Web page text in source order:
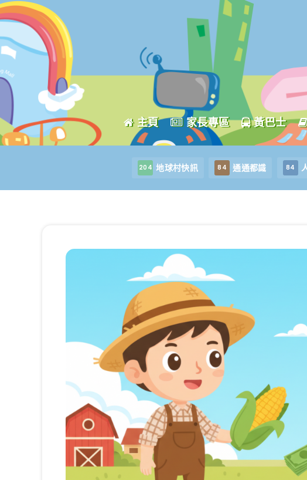
主頁 家長專區 黃巴士
204 地球村快訊 84 通通都識 84